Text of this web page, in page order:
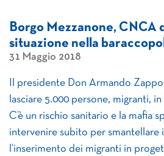
Borgo Mezzanone, CNCA
situazione nella
31 Maggio 2018
Il presidente Don Armando
lasciare 5.000 persone, migranti,
C’è un rischio sanitario e la mafia
intervenire subito per smantellare
l’inserimento dei migranti in